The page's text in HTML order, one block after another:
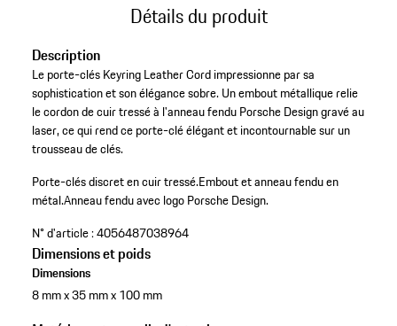
Détails du produit
Description
Le porte-clés Keyring Leather Cord impressionne par sa
sophistication et son élégance sobre. Un embout métallique relie
le cordon de cuir tressé à l'anneau fendu Porsche Design gravé au
laser, ce qui rend ce porte-clé élégant et incontournable sur un
trousseau de clés.
Porte-clés discret en cuir tressé.Embout et anneau fendu en
métal.Anneau fendu avec logo Porsche Design.
N° d'article :4056487038964
Dimensions et poids
Dimensions
8 mm x 35 mm x 100 mm